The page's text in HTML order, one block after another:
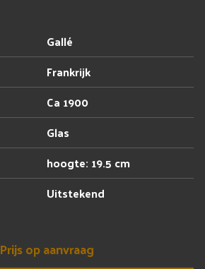
Gallé
Frankrijk
Ca 1900
Glas
hoogte: 19.5 cm
Uitstekend
Prijs op aanvraag